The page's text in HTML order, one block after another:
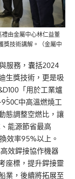
禮由金屬中心林仁益董
獎技術講解。（金屬中
服務，囊括2024
生獎技術，更是吸
「用於工業爐
C中高溫燃燒工
態調整空燃比，讓
能源節省最高
效率95%以上。
效銲接協作機器
座標，提升銲接靈
業，後續將拓展至